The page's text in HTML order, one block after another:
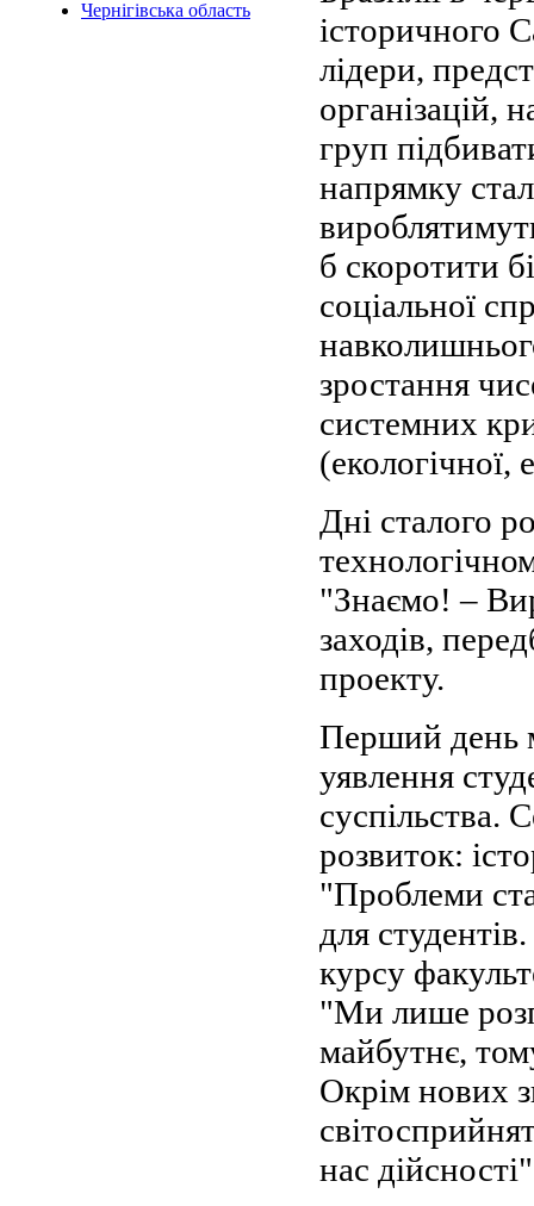
Чернігівська область
історичного
лідери,
організацій,
груп
напрямку
б скоротити
соціальної
зростання
системних
(екологічної,
Дні сталого
"Знаємо! –
заходів,
проекту.
Перший день
уявлення
суспільства.
розвиток:
"Проблеми
для
курсу
"Ми лише
майбутнє,
Окрім нових
нас